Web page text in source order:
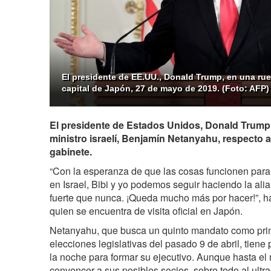
El presidente de EE.UU., Donald Trump, en una
capital de Japón, 27 de mayo de 2019. (Foto: AFP)
El presidente de Estados Unidos, Donald
ministro israelí, Benjamín Netanyahu, respecto
gabinete.
“Con la esperanza de que las cosas funcionen
en Israel, Bibi y yo podemos seguir haciendo la
fuerte que nunca. ¡Queda mucho más por hacer!”,
quien se encuentra de visita oficial en Japón.
Netanyahu, que busca un quinto mandato como
elecciones legislativas del pasado 9 de abril, tiene
la noche para formar su ejecutivo. Aunque hasta